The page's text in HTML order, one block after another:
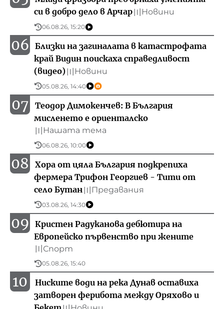
06
Близки на загиналата в катастрофата
край Видин поискаха справедливост
(видео)〣 Новини
05.08.26, 14:40
07
Теодор Димокенчев: В България
мисленето е ориенталско
〣 Нашата тема
06.08.26, 10:00
08
Хора от цяла България подкрепиха
фермера Трифон Георгиев - Тити от
село Бутан 〣 Предавания
03.08.26, 14:30
09
Кристен Радуканова дебютира на
Европейско първенство при жените
〣 Спорт
05.08.26, 15:40
си в добро дело в Арчар〣 Новини
06.08.26, 15:20
10
Ниските води на река Дунав оставиха
затворен ферибота между Оряхово и